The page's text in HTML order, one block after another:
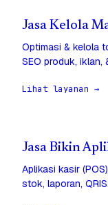
Jasa Kelola
Optimasi & kelola
SEO produk, iklan,
Lihat layanan →
Jasa Bikin
Aplikasi kasir
stok, laporan,